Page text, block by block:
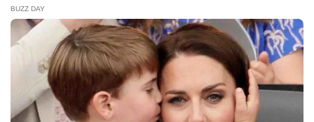
Candidato Ao Governo Do Pará Tem
Suposto Vídeo Ínt!m0 Divulgado Nas Redes
Sociais